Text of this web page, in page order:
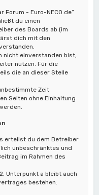
Forum - Euro-NECO.de“
du einen
des Boards ab (im
dich mit den
nicht einverstanden bist,
nutzen. Für die
die an dieser Stelle
Zeit
Seiten ohne Einhaltung
erteilst du dem Betreiber
unbeschränktes und
im Rahmen des
Unterpunkt a bleibt auch
bestehen.